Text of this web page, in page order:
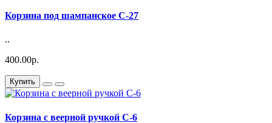
Корзина под шампанское С-27
..
400.00р.
Купить
Корзина с веерной ручкой С-6